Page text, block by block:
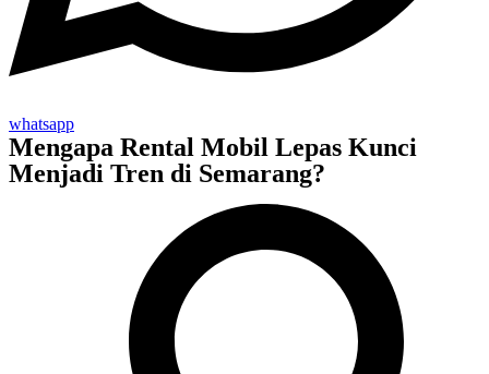
whatsapp
Mengapa Rental Mobil Lepas Kunci
Menjadi Tren di Semarang?